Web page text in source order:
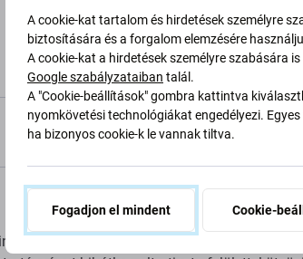
Leírás és specifikáció
vagy a tisztaság feláldozása nélkül. A
A cookie-kat tartalom és hirdetések személyre
biztosítására és a forgalom elemzésére
A cookie-kat a hirdetések személyre szabására
Google szabályzataiban talál.
A "Cookie-beállítások" gombra kattintva
nyomkövetési technológiákat engedélyezi.
ha bizonyos cookie-k le vannak tiltva.
Fogadjon el mindent Cookie-